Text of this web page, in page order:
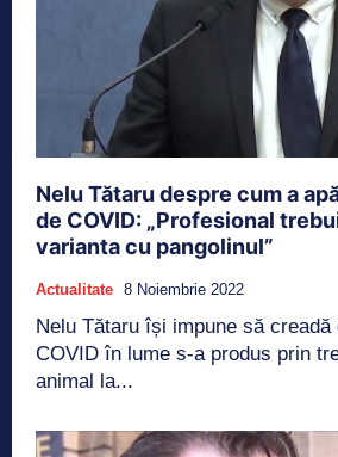
Nelu Tătaru despre cum a
de COVID: „Profesional
varianta cu pangolinul”
Actualitate 8 Noiembrie 2022
Nelu Tătaru își impune să creadă
COVID în lume s-a produs prin
animal la...